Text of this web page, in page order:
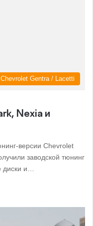
Chevrolet Gentra / Lacetti
Nexia и
версии Chevrolet
заводской тюнинг
и…